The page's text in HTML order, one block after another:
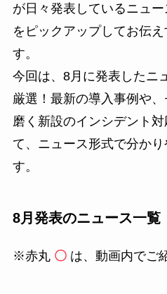
が日々発表しているニュ
をピックアップしてお伝
す。
今回は、8月に発表したニ
厳選！最新の導入事例や
磨く新設のインシデント
て、ニュース形式で分か
す。
8月発表のニュース一覧
※赤丸〇 は、動画内でご